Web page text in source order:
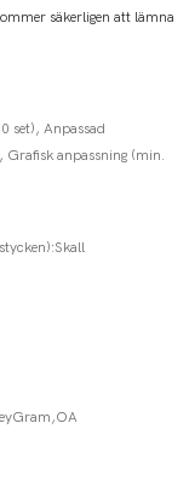
säkerligen att lämna
set), Anpassad
Grafisk anpassning (min.